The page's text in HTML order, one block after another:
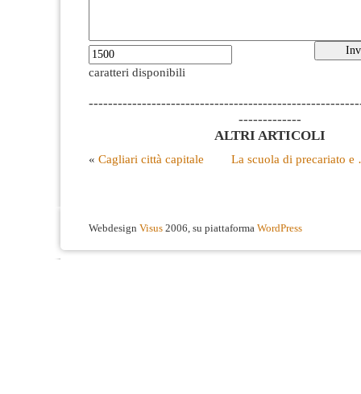
caratteri disponibili
-------------
ALTRI ARTICOLI
« Cagliari città capitale La scuola di precariato
Webdesign Visus 2006, su piattaforma WordPress